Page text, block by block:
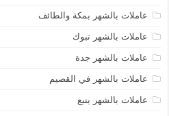
عاملات بالشهر بمكة والطائف
عاملات بالشهر تبوك
عاملات بالشهر جدة
عاملات بالشهر في القصيم
عاملات بالشهر ينبع